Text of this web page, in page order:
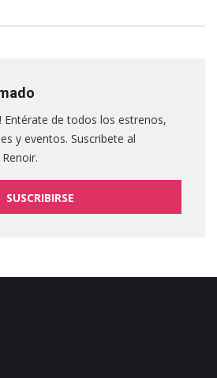
Entérate de todos los estrenos,
y eventos. Suscribete al
SUSCRIBIRSE